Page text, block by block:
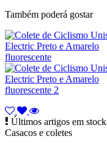
Também poderá gostar
Últimos artigos em stock
Casacos e coletes